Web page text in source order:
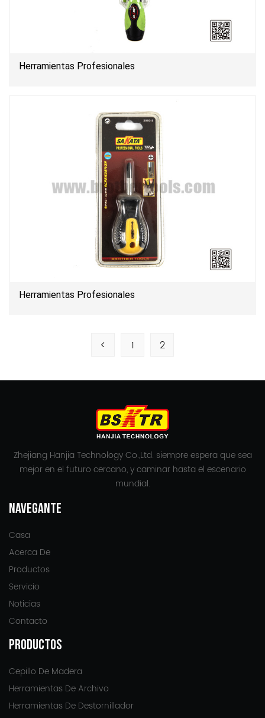
Herramientas Profesionales
Herramientas Profesionales
< 1 2
Zhejiang Hanjia Technology Co.,Ltd. siempre espera que sea
mejor en el futuro cercano, y caminar hasta el escenario
mundial.
NAVEGANTE
Casa
Acerca De
Productos
Servicio
Noticias
Contacto
PRODUCTOS
Cepillo De Madera
Herramientas De Archivo
Herramientas De Destornillador